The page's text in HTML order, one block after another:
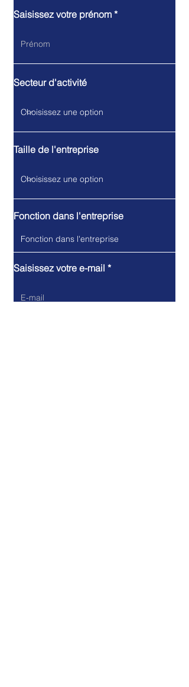
Saisissez votre prénom
Secteur d'activité
Taille de l'entreprise
Fonction dans l'entreprise
Saisissez votre e-mail